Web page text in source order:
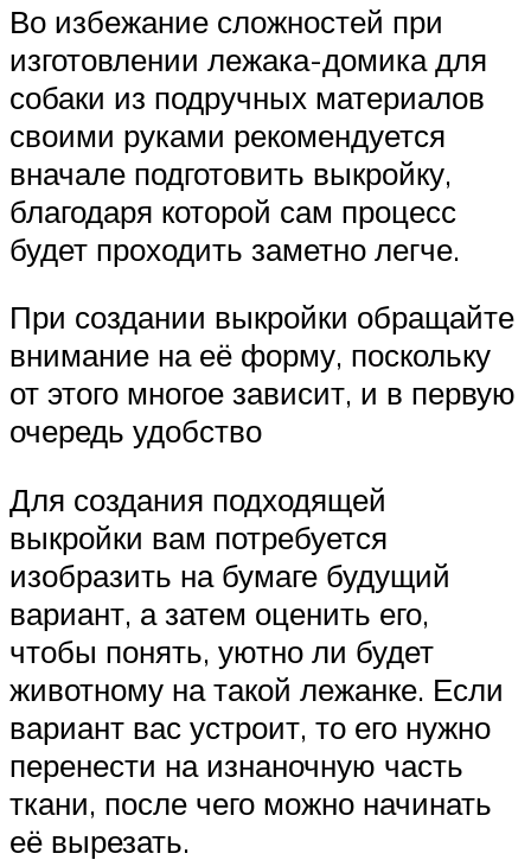
Во избежание сложностей при
изготовлении лежака-домика для
собаки из подручных материалов
своими руками рекомендуется
вначале подготовить выкройку,
благодаря которой сам процесс
будет проходить заметно легче.
При создании выкройки обращайте
внимание на её форму, поскольку
от этого многое зависит, и в первую
очередь удобство
Для создания подходящей
выкройки вам потребуется
изобразить на бумаге будущий
вариант, а затем оценить его,
чтобы понять, уютно ли будет
животному на такой лежанке. Если
вариант вас устроит, то его нужно
перенести на изнаночную часть
ткани, после чего можно начинать
её вырезать.